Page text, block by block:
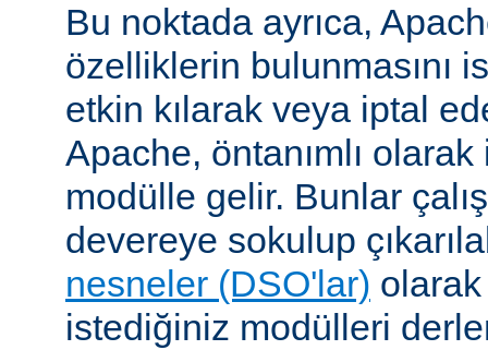
Bu noktada ayrıca,
özelliklerin bulunmasını
etkin kılarak veya iptal
Apache, öntanımlı
modülle gelir. Bunlar
devereye sokulup
nesneler (DSO'lar) olarak
istediğiniz modülleri